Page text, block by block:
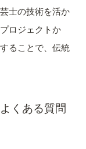
士の技術を活か
ロジェクトか
ることで、伝統
くある質問